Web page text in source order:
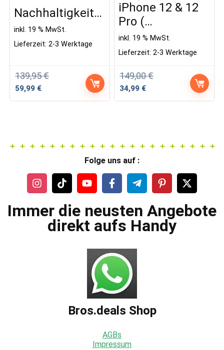
Nachhaltigkeit…
139,95€
Ursprünglicher
59,99 €Aktueller
inkl. 19 % MwSt.
Lieferzeit:2-3 Werktage
iPhone 12 & 12
Pro (…
149,00€
Ursprünglicher
34,99 €Aktueller
inkl. 19 % MwSt.
Lieferzeit:2-3 Werktage
Folge uns auf :
Immer die neusten Angebote
direkt aufs Handy
Bros.deals Shop
AGBs
Impressum